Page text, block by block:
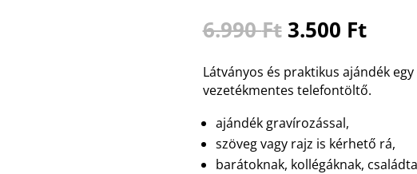
6.990Ft Original
price
was:
6.990 Ft.
3.500 Ft
price
is:
Látványos és praktikus ajándék
vezetékmentes telefontöltő.
ajándék gravírozással,
szöveg vagy rajz is kérhető rá,
barátoknak, kollégáknak,